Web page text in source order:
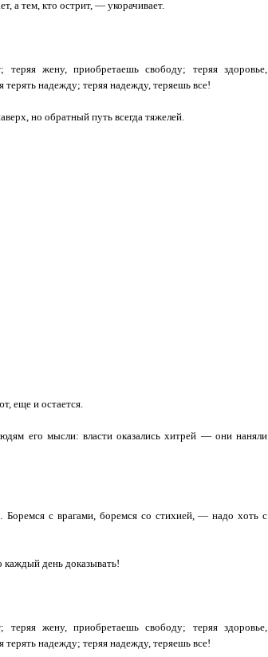
а тем, кто острит, — укорачивает.
жену, приобретаешь свободу; теряя здоровье,
надежду; теряя надежду, теряешь все!
но обратный путь всегда тяжелей.
еще и остается.
его мысли: власти оказались хитрей — они наняли
с врагами, боремся со стихией, — надо хоть с
день доказывать!
жену, приобретаешь свободу; теряя здоровье,
надежду; теряя надежду, теряешь все!